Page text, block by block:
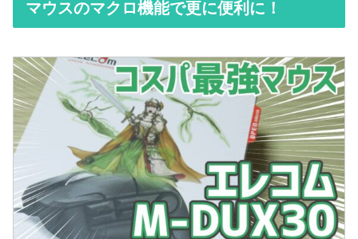
マウスのマクロ機能で更に便利に！